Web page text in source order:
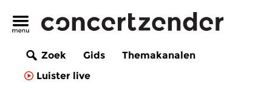
Zoek Gids
Themakanalen
Luister live